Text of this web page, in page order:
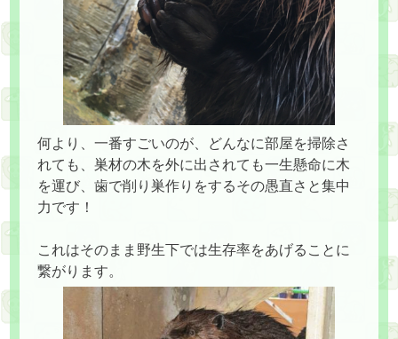
何より、一番すごいのが、どんなに部屋を掃除さ
れても、巣材の木を外に出されても一生懸命に木
を運び、歯で削り巣作りをするその愚直さと集中
力です！
これはそのまま野生下では生存率をあげることに
繋がります。